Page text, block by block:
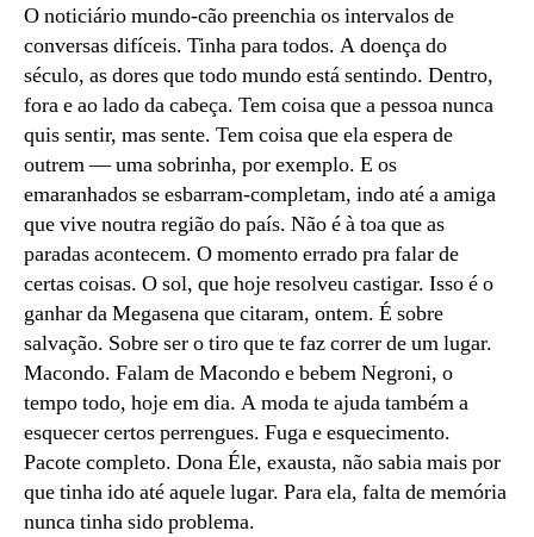
O noticiário mundo-cão preenchia os intervalos de
conversas difíceis. Tinha para todos. A doença do
século, as dores que todo mundo está sentindo. Dentro,
fora e ao lado da cabeça. Tem coisa que a pessoa nunca
quis sentir, mas sente. Tem coisa que ela espera de
outrem — uma sobrinha, por exemplo. E os
emaranhados se esbarram-completam, indo até a amiga
que vive noutra região do país. Não é à toa que as
paradas acontecem. O momento errado pra falar de
certas coisas. O sol, que hoje resolveu castigar. Isso é o
ganhar da Megasena que citaram, ontem. É sobre
salvação. Sobre ser o tiro que te faz correr de um lugar.
Macondo. Falam de Macondo e bebem Negroni, o
tempo todo, hoje em dia. A moda te ajuda também a
esquecer certos perrengues. Fuga e esquecimento.
Pacote completo. Dona Éle, exausta, não sabia mais por
que tinha ido até aquele lugar. Para ela, falta de memória
nunca tinha sido problema.